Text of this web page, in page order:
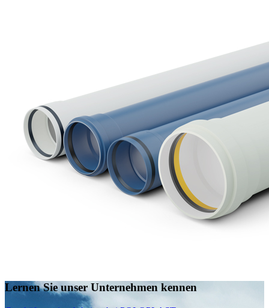
Lernen Sie unser Unternehmen kennen